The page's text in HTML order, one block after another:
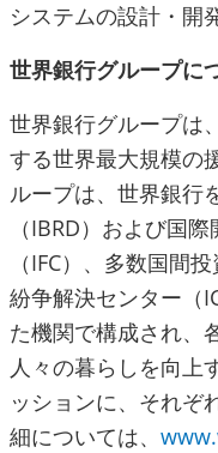
システムの設計・開
世界銀行グループに
世界銀行グループは
する世界最大規模の
ループは、世界銀行
（IBRD）および国
（IFC）、多数国間
紛争解決センター（
た機関で構成され、
人々の暮らしを向上
ッションに、それぞ
細については、